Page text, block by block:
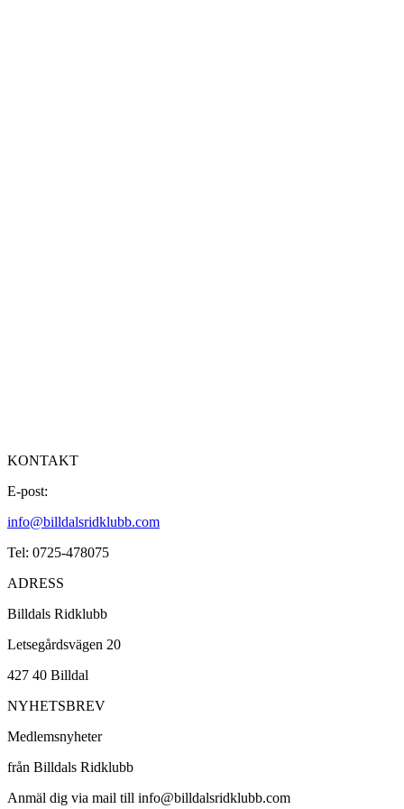
KONTAKT
E-post:
info@billdalsridklubb.com
Tel: 0725-478075
ADRESS
Billdals Ridklubb
Letsegårdsvägen 20
427 40 Billdal
NYHETSBREV
Medlemsnyheter
från Billdals Ridklubb
Anmäl dig via mail till info@billdalsridklubb.com